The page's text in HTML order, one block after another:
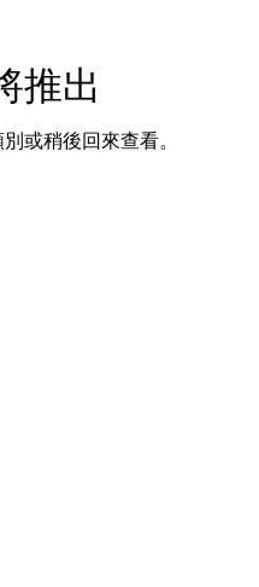
推出
或稍後回來查看。